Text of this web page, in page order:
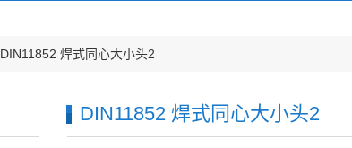
DIN11852 焊式同心大小头2
DIN11852 焊式同心大小头2